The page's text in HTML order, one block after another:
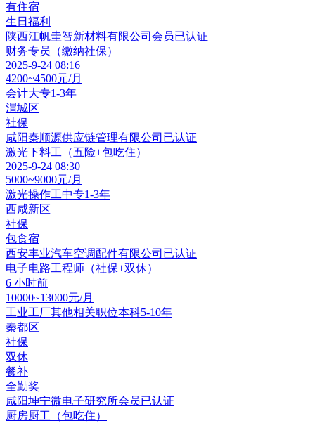
有住宿
生日福利
陕西江帆圭智新材料有限公司 会员已认证
财务专员（缴纳社保）
2025-9-24 08:16
4200~4500元/月
会计大专1-3年
渭城区
社保
咸阳秦顺源供应链管理有限公司 已认证
激光下料工（五险+包吃住）
2025-9-24 08:30
5000~9000元/月
激光操作工中专1-3年
西咸新区
社保
包食宿
西安丰业汽车空调配件有限公司 已认证
电子电路工程师（社保+双休）
6 小时前
10000~13000元/月
工业工厂其他相关职位本科5-10年
秦都区
社保
双休
餐补
全勤奖
咸阳坤宁微电子研究所会员已认证
厨房厨工（包吃住）